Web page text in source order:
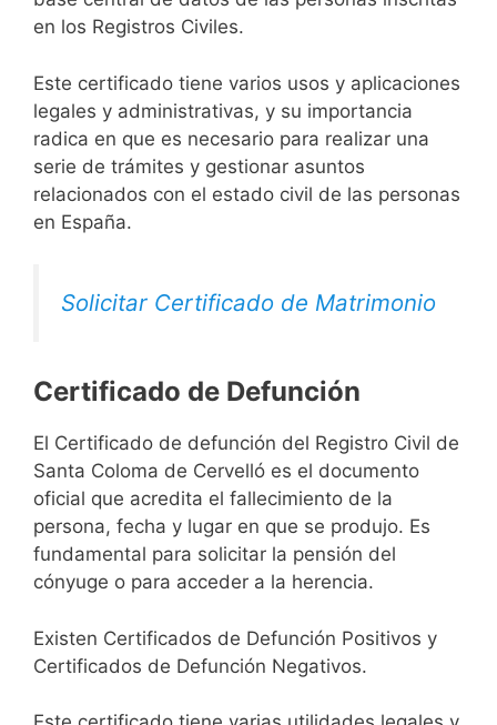
en los Registros Civiles.
Este certificado tiene varios usos y aplicaciones
legales y administrativas, y su importancia
radica en que es necesario para realizar una
serie de trámites y gestionar asuntos
relacionados con el estado civil de las personas
en España.
Solicitar Certificado de Matrimonio
Certificado de Defunción
El Certificado de defunción del Registro Civil de
Santa Coloma de Cervelló es el documento
oficial que acredita el fallecimiento de la
persona, fecha y lugar en que se produjo. Es
fundamental para solicitar la pensión del
cónyuge o para acceder a la herencia.
Existen Certificados de Defunción Positivos y
Certificados de Defunción Negativos.